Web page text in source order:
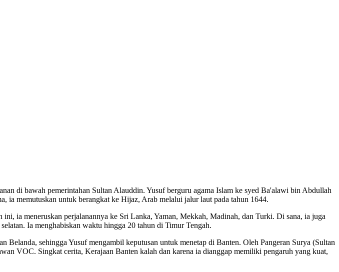
di bawah pemerintahan Sultan Alauddin. Yusuf berguru agama Islam ke syed Ba'alawi bin Abdullah
ia memutuskan untuk berangkat ke Hijaz, Arab melalui jalur laut pada tahun 1644.
ia meneruskan perjalanannya ke Sri Lanka, Yaman, Mekkah, Madinah, dan Turki. Di sana, ia juga
Ia menghabiskan waktu hingga 20 tahun di Timur Tengah.
sehingga Yusuf mengambil keputusan untuk menetap di Banten. Oleh Pangeran Surya (Sultan
VOC. Singkat cerita, Kerajaan Banten kalah dan karena ia dianggap memiliki pengaruh yang kuat,